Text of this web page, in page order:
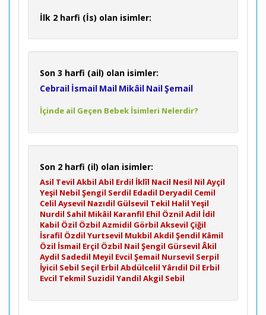
İlk 2 harfi (İs) olan isimler:
Son 3 harfi (ail) olan isimler:
Cebrail İsmail Mail Mikâil NailŞemail
İçinde ail Geçen Bebek İsimleri Nelerdir?
Son 2 harfi (il) olan isimler:
Asil Tevil Akbil Abil Erdil İklîl Nacil Nesil Nil Ayçil
Yeşil Nebil Şengil Serdil Edadil Deryadil Cemil
Celil Aysevil Nazıdil Gülsevil Tekil Halil Yeşil
Nurdil Sahil Mikâil Karanfil Ehil Öznil Adil İdil
Kabil Özil Özbil Azmidil Görbil Aksevil Çiğil
İsrafil Özdil Yurtsevil Mukbil Akdil Şendil Kâmil
Özil İsmail Erçil Özbil Nail Şengil Gürsevil Âkil
Aydil Sadedil Meyil Evcil Şemail Nursevil Serpil
İyicil Sebil Seçil Erbil Abdülcelil Yârıdil Dil Erbil
Evcil Tekmil Suzidil Yandil Akgil Sebil